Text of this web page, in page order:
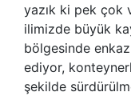
yazık ki pek çok
ilimizde büyük
bölgesinde
ediyor,
şekilde